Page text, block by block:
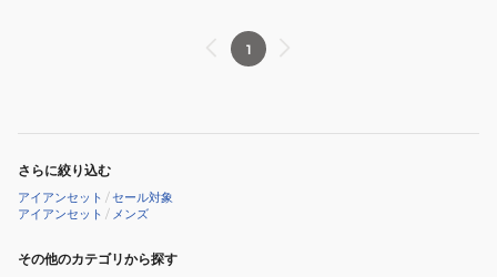
1
さらに絞り込む
アイアンセット /セール対象
アイアンセット / メンズ
その他のカテゴリから探す